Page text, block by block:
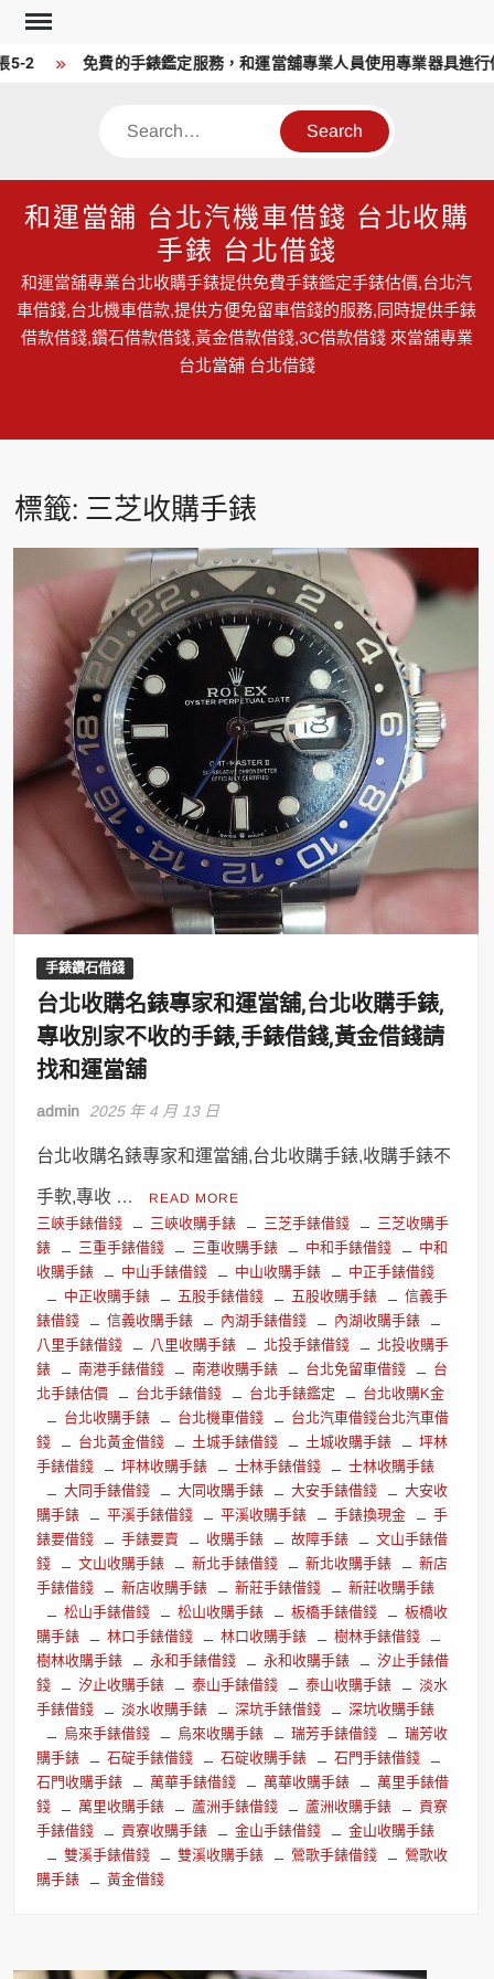
Skip
content
2 免費的手錶鑑定服務，和運當舖專業人員使用專業器具進行
Search
和運當舖 台北汽機車借錢 台北收購
手錶 台北借錢
和運當舖專業台北收購手錶提供免費手錶鑑定手錶估價,台北汽
車借錢,台北機車借款,提供方便免留車借錢的服務,同時提供手錶
借款借錢,鑽石借款借錢,黃金借款借錢,3C借款借錢 來當舖專業
台北當舖 台北借錢
標籤: 三芝收購手錶
手錶鑽石借錢
台北收購名錶專家和運當舖,台北收購手錶,
專收別家不收的手錶,手錶借錢,黃金借錢請
找和運當舖
admin 2025 年 4 月 13 日
台北收購名錶專家和運當舖,台北收購手錶,收購手錶不
手軟,專收 … READ MORE
三峽手錶借錢 三峽收購手錶 三芝手錶借錢
三芝收購手
錶
三重手錶借錢 三重收購手錶 中和手錶借錢
中和
收購手錶
中山手錶借錢 中山收購手錶
中正手錶借錢
中正收購手錶
五股手錶借錢 五股收購手錶
信義手
錶借錢
信義收購手錶 內湖手錶借錢
內湖收購手錶
八里手錶借錢
八里收購手錶 北投手錶借錢
北投收購手
錶
南港手錶借錢 南港收購手錶 台北免留車借錢
台
北手錶估價
台北手錶借錢 台北手錶鑑定
台北收購K金
台北收購手錶
台北機車借錢
台北汽車借錢台北汽車借
錢
台北黃金借錢 土城手錶借錢 土城收購手錶
坪林
手錶借錢
坪林收購手錶 士林手錶借錢
士林收購手錶
大同手錶借錢
大同收購手錶 大安手錶借錢
大安收
購手錶
平溪手錶借錢 平溪收購手錶 手錶換現金
手
錶要借錢
手錶要賣 收購手錶 故障手錶
文山手錶借
錢
文山收購手錶 新北手錶借錢 新北收購手錶
新店
手錶借錢
新店收購手錶 新莊手錶借錢
新莊收購手錶
松山手錶借錢
松山收購手錶 板橋手錶借錢
板橋收
購手錶
林口手錶借錢 林口收購手錶
樹林手錶借錢
樹林收購手錶
永和手錶借錢 永和收購手錶
汐止手錶借
錢
汐止收購手錶 泰山手錶借錢 泰山收購手錶
淡水
手錶借錢
淡水收購手錶 深坑手錶借錢
深坑收購手錶
烏來手錶借錢
烏來收購手錶 瑞芳手錶借錢
瑞芳收
購手錶
石碇手錶借錢 石碇收購手錶
石門手錶借錢
石門收購手錶
萬華手錶借錢 萬華收購手錶
萬里手錶借
錢
萬里收購手錶 蘆洲手錶借錢 蘆洲收購手錶
貢寮
手錶借錢
貢寮收購手錶 金山手錶借錢
金山收購手錶
雙溪手錶借錢
雙溪收購手錶 鶯歌手錶借錢
鶯歌收
購手錶
黃金借錢